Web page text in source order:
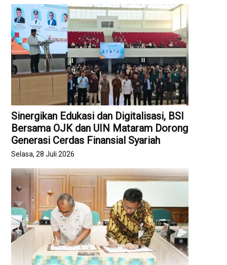
Sinergikan Edukasi dan Digitalisasi, BSI
Bersama OJK dan UIN Mataram Dorong
Generasi Cerdas Finansial Syariah
Selasa, 28 Juli 2026